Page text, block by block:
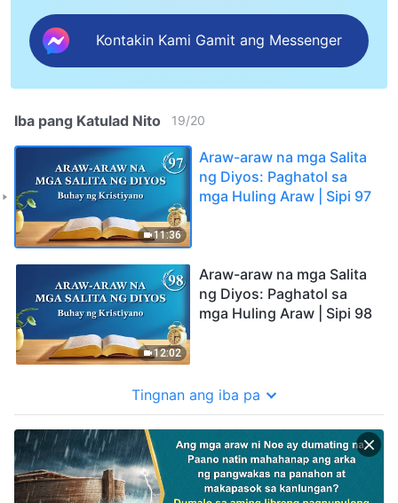
Kontakin Kami Gamit ang Messenger
Iba pang Katulad Nito 19/20
11:36
Araw-araw na mga Salita
ng Diyos: Paghatol sa
mga Huling Araw | Sipi 97
12:02
Araw-araw na mga Salita
ng Diyos: Paghatol sa
mga Huling Araw | Sipi 98
Tingnan ang iba pa